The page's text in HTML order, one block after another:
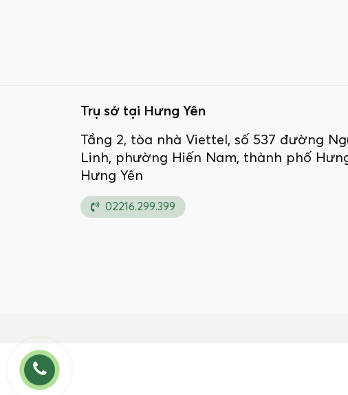
Trụ sở tại Hưng Yên
Tầng 2, tòa nhà Viettel, số 537 đường
Linh, phường Hiến Nam, thành phố
Hưng Yên
02216.299.399